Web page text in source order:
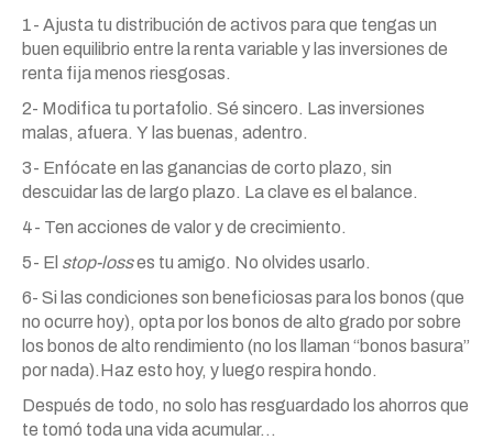
1- Ajusta tu distribución de activos para que tengas un
buen equilibrio entre la renta variable y las inversiones de
renta fija menos riesgosas.
2- Modifica tu portafolio. Sé sincero. Las inversiones
malas, afuera. Y las buenas, adentro.
3- Enfócate en las ganancias de corto plazo, sin
descuidar las de largo plazo. La clave es el balance.
4- Ten acciones de valoryde crecimiento.
5- El stop-losses tu amigo. No olvides usarlo.
6- Si las condiciones son beneficiosas para los bonos (que
no ocurre hoy), opta por los bonos de alto grado por sobre
los bonos de alto rendimiento (no los llaman “bonos basura”
por nada).Haz esto hoy, y luego respira hondo.
Después de todo, no solo has resguardado los ahorros que
te tomó toda una vida acumular…